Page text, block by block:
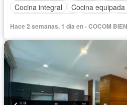
Cocina integral
Cocina equipada
Cuarto de Limpieza
Televisión
Recámara con
Permite mascotas
Permite niños
Hace 2 semanas, 1 día en - COCOM